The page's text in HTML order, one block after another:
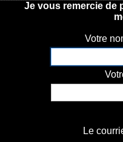
Je vous remercie de
Votre
Le